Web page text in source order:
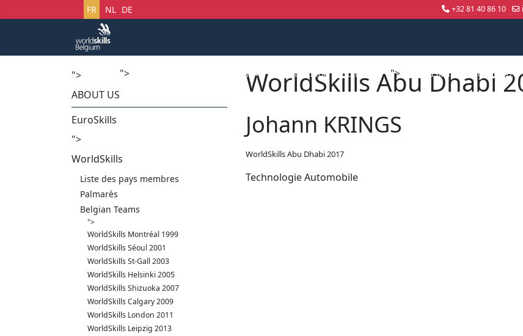
Sélectionnez votre langue
FR NL DE +32 81 40 86 10
"> Startech's Days Compétition nationale "> WorldSkills Shanghai 2026
">
ABOUT US
EuroSkills
">
WorldSkills
Liste des pays membres
Palmarès
Belgian Teams
">
WorldSkills Montréal 1999
WorldSkills Séoul 2001
WorldSkills St-Gall 2003
WorldSkills Helsinki 2005
WorldSkills Shizuoka 2007
WorldSkills Calgary 2009
WorldSkills London 2011
WorldSkills Leipzig 2013
WorldSkills Abu Dhabi
Johann KRINGS
WorldSkills Abu Dhabi 2017
Technologie Automobile